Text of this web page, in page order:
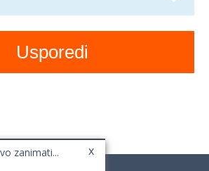
zanimati... x